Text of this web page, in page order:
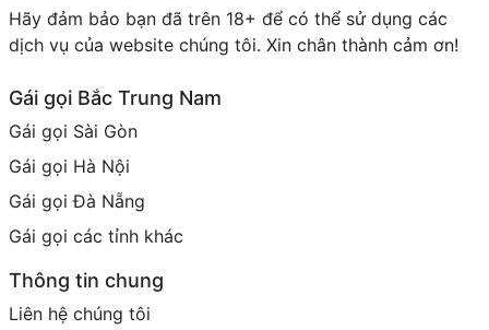
Hãy đảm bảo bạn đã trên 18+ để có thể sử dụng các
dịch vụ của website chúng tôi. Xin chân thành cảm ơn!
Gái gọi Bắc Trung Nam
Gái gọi Sài Gòn
Gái gọi Hà Nội
Gái gọi Đà Nẵng
Gái gọi các tỉnh khác
Thông tin chung
Liên hệ chúng tôi